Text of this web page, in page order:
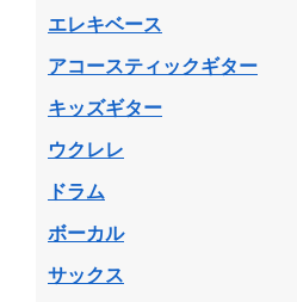
エレキベース
アコースティックギター
キッズギター
ウクレレ
ドラム
ボーカル
サックス